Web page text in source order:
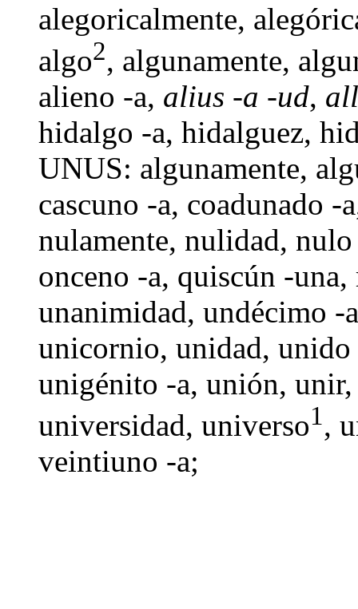
alegoricalmente,
algo2, algunamente,
alieno -a, alius -a -ud,
hidalgo -a, hidalguez,
UNUS: algunamente,
cascuno -a, coadunado -a
nulamente, nulidad, nulo
onceno -a, quiscún -una,
unanimidad, undécimo -a
unicornio, unidad, unido
unigénito -a, unión, unir
universidad, universo1,
veintiuno -a;